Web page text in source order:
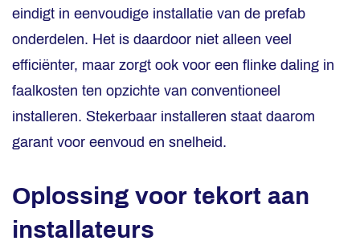
eindigt in eenvoudige installatie van de prefab
onderdelen. Het is daardoor niet alleen veel
efficiënter, maar zorgt ook voor een flinke daling in
faalkosten ten opzichte van conventioneel
installeren. Stekerbaar installeren staat daarom
garant voor eenvoud en snelheid.
Oplossing voor tekort aan
installateurs